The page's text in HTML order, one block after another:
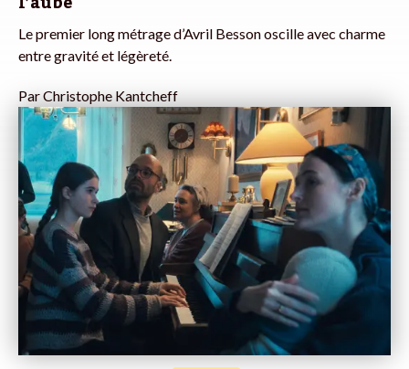
Le premier long métrage d’Avril Besson oscille avec charme
entre gravité et légèreté.
ParChristophe Kantcheff